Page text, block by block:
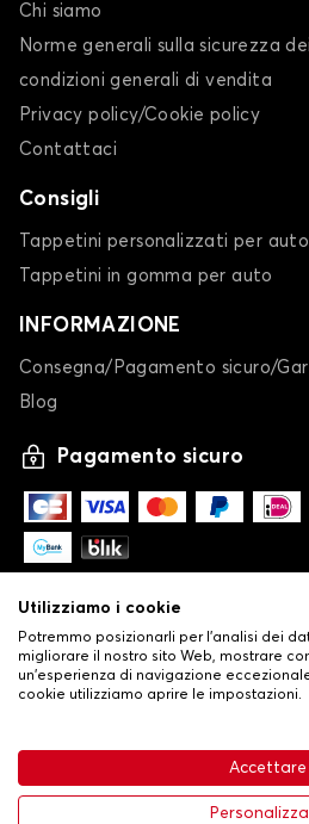
63,99 €
Chi siamo
Norme generali sulla sicurezza
condizioni generali di vendita
Privacy policy/Cookie policy
Contattaci
Consigli
Tappetini personalizzati per auto
Tappetini in gomma per auto
INFORMAZIONE
Consegna/Pagamento sicuro/
Blog
Pagamento sicuro
Condizioni generali di vendita•
Politica sulla privacy e sui cookie
Utilizziamo i cookie
Potremmo posizionarli per l'analisi dei
migliorare il nostro sito Web, mostrare
un'esperienza di navigazione
cookie utilizziamo aprire le impostazioni.
Accettare